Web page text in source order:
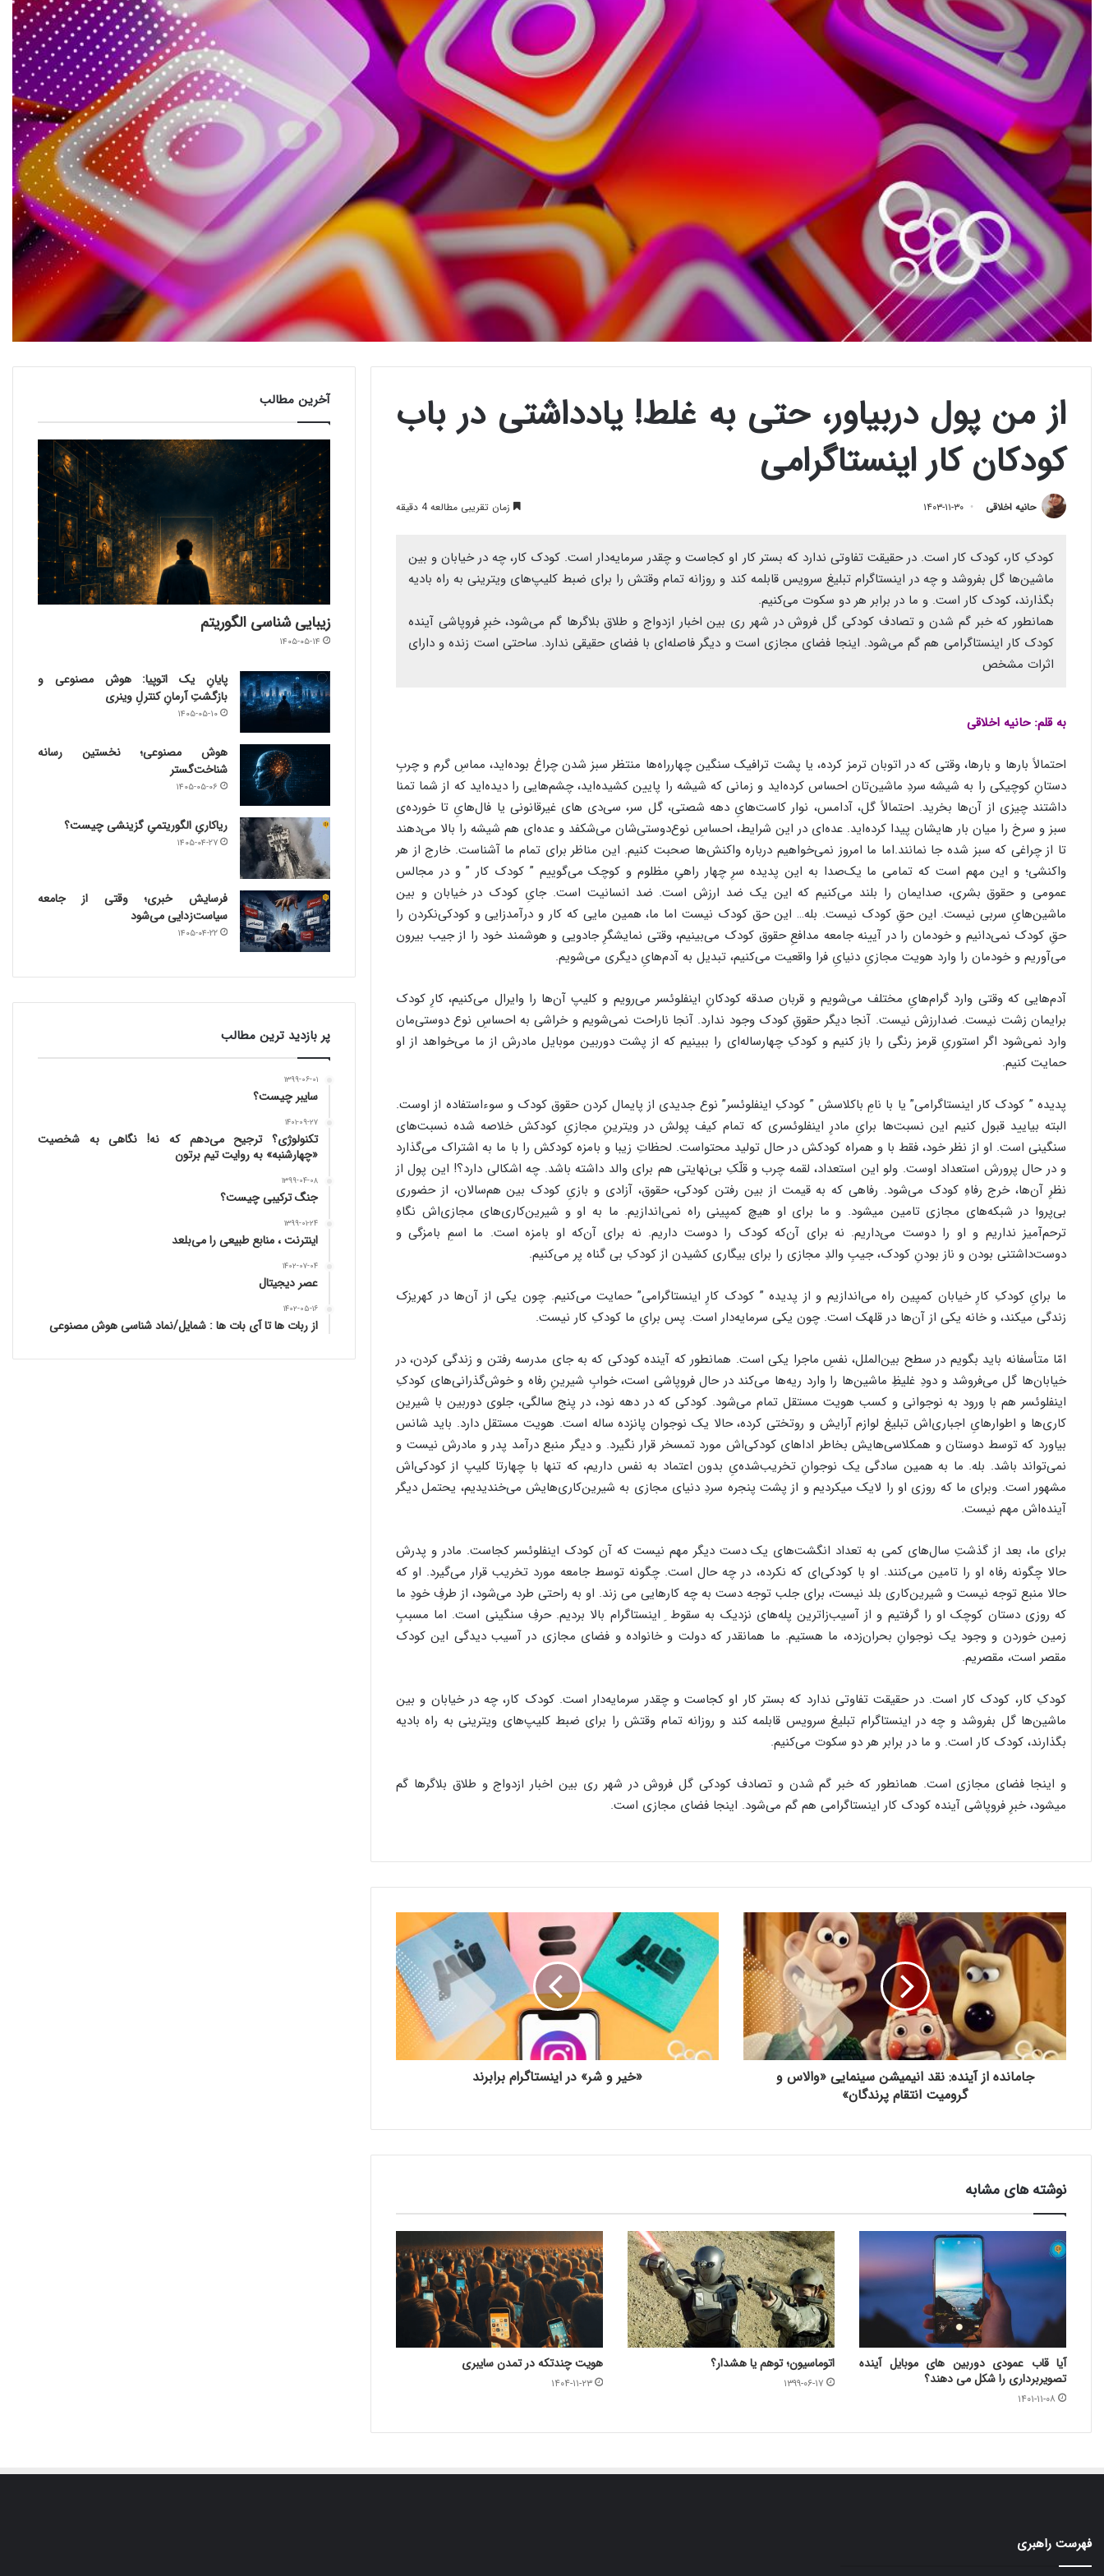
از من پول دربیاور، حتی به غلط! یادداشتی در باب
کودکان کار اینستاگرامی
حانیه اخلاقی ۱۴۰۳-۱۱-۳۰ زمان تقریبی مطالعه 4 دقیقه
کودکِ کار، کودک کار است. در حقیقت تفاوتی ندارد که بستر کار او کجاست و چقدر سرمایه‌دار است. کودک کار، چه در خیابان و بین
ماشین‌ها گل بفروشد و چه در اینستاگرام تبلیغ سرویس قابلمه کند و روزانه تمام وقتش را برای ضبط کلیپ‌های ویترینی به راه بادیه
بگذارند، کودک کار است. و ما در برابر هر دو سکوت می‌کنیم.
همانطور که خبر گم شدن و تصادف کودکی گل فروش در شهر ری بین اخبار ازدواج و طلاق بلاگرها گم می‌شود، خبرِ فروپاشی آینده
کودک کار اینستاگرامی هم گم می‌شود. اینجا فضای مجازی است و دیگر فاصله‌ای با فضای حقیقی ندارد. ساحتی است زنده و دارای
اثرات مشخص
به قلم: حانیه اخلاقی
احتمالاً بارها و بارها، وقتی که در اتوبان ترمز کرده، یا پشت ترافیک سنگین چهارراه‌ها منتظر سبز شدن چراغ بوده‌اید، مماسِ گرم و چربِ
دستانِ کوچیکی را به شیشه سردِ ماشین‌تان احساس کرده‌اید و زمانی که شیشه را پایین کشیده‌اید، چشم‌هایی را دیده‌اید که از شما تمنا
داشتند چیزی از آن‌ها بخرید. احتمالاً گل، آدامس، نوار کاست‌هایِ دهه شصتی، گل سر، سی‌دی‌ های غیرقانونی یا فال‌هایِ تا خورده‌ی
سبز و سرخ را میان بار هایشان پیدا کرده‌اید. عده‌ای در این شرایط، احساسِ نوع‌دوستی‌شان می‌شکفد و عده‌ای هم شیشه را بالا می‌دهند
تا از چراغی که سبز شده جا نمانند‌.اما ما امروز نمی‌خواهیم درباره واکنش‌ها صحبت کنیم. این مناظر برای تمام ما آشناست. خارج از هر
واکنشی؛ و این مهم است که تمامی ما یک‌صدا به این پدیده سرِ چهار راهیِ مظلوم و کوچک می‌گوییم ” کودک کار ” و در مجالس
عمومی و حقوق بشری، صدایمان را بلند می‌کنیم که این یک ضد ارزش است. ضد انسانیت است. جایِ کودک در خیابان و بین
ماشین‌هایِ سربی نیست. این حقِ کودک نیست. بله… این حق کودک نیست اما ما، همین مایی که کار و درآمدزایی و کودکی‌نکردن را
حقِ کودک نمی‌دانیم و خودمان را در آیینه جامعه مدافعِ حقوق کودک می‌بینیم، وقتی نمایشگرِ جادویی و هوشمند خود را از جیب بیرون
می‌آوریم و خودمان را وارد هویت مجازیِ دنیایِ فرا واقعیت می‌کنیم، تبدیل به آدم‌هایِ دیگری می‌شویم.
آدم‌هایی که وقتی وارد گرام‌هایِ مختلف می‌شویم و قربان صدقه کودکانِ اینفلوئسر می‌رویم و کلیپ آن‌ها را وایرال می‌کنیم، کارِ کودک
برایمان زشت نیست. ضدارزش نیست. آنجا دیگر حقوقِ کودک وجود ندارد. آنجا ناراحت نمی‌شویم و خراشی به احساسِ نوع دوستی‌مان
وارد نمی‌شود اگر استوریِ قرمز رنگی را باز کنیم و کودکِ چهارساله‌ای را ببینیم که از پشت دوربین موبایل مادرش از ما می‌خواهد از او
حمایت کنیم.
پدیده ” کودک کار اینستاگرامی” یا با نامِ باکلاسش ” کودکِ اینفلوئسر” نوع جدیدی از پایمال کردن حقوق کودک و سوءاستفاده از اوست.
البته بیایید قبول کنیم این نسبت‌ها برایِ مادرِ اینفلوئسری که تمام کیف پولش در ویترینِ مجازیِ کودکش خلاصه شده نسبت‌‌های
سنگینی است. او از نظر خود، فقط با و همراه کودکش در حال تولید محتواست. لحظاتِ زیبا و بامزه کودکش را با ما به اشتراک می‌گذارد
و در حال پرورش استعداد اوست. ولو این استعداد، لقمه چرب و قلّکِ بی‌نهایتی هم برای والد داشته باشد. چه اشکالی دارد؟! این پول از
نظرِ آن‌ها، خرج رفاهِ کودک می‌شود. رفاهی که به قیمت از بین رفتن کودکی، حقوق، آزادی و بازیِ کودک بین هم‌سالان، از حضوری
بی‌پروا در شبکه‌های مجازی تامین میشود. و ما برای او هیچ کمپینی راه نمی‌اندازیم. ما به او و شیرین‌کاری‌های مجازی‌اش نگاهِ
ترحم‌آمیز نداریم و او را دوست می‌داریم. نه برای آن‌که کودک را دوست داریم. نه برای آن‌که او بامزه است. ما اسمِ بامزگی و
دوست‌داشتنی بودن و ناز بودنِ کودک، جیبِ والدِ مجازی را برای بیگاری کشیدن از کودکِ بی گناه پر می‌کنیم.
ما برایِ کودکِ کارِ خیابان کمپین راه می‌اندازیم و از پدیده ” کودک کارِ اینستاگرامی” حمایت می‌کنیم. چون یکی از آن‌ها در کهریزک
زندگی میکند، و خانه یکی از آن‌ها در قلهک است. چون یکی سرمایه‌دار است. پس برایِ ما کودکِ کار نیست.
امّا متأسفانه باید بگویم در سطح بین‌الملل، نفسِ ماجرا یکی است. همانطور که آینده کودکی که به جای مدرسه رفتن و زندگی کردن، در
خیابان‌ها گل می‌فروشد و دودِ غلیظِ ماشین‌ها را وارد ریه‌ها می‌کند در حال فروپاشی است، خوابِ شیرینِ رفاه و خوش‌گذرانی‌های کودکِ
اینفلوئسر هم با ورود به نوجوانی و کسب هویت مستقل تمام می‌شود. کودکی که در دهه نود، در پنج سالگی، جلوی دوربین با شیرین
‌کاری‌ها و اطوارهایِ اجباری‌اش تبلیغ لوازم آرایش و روتختی کرده، حالا یک نوجوان پانزده ساله است. هویت مستقل دارد. باید شانس
بیاورد که توسط دوستان و همکلاسی‌هایش بخاطر اداهای کودکی‌اش مورد تمسخر قرار نگیرد. و دیگر منبع درآمد پدر و مادرش نیست و
نمی‌تواند باشد. بله. ما به همین سادگی یک نوجوانِ تخریب‌شده‌یِ بدون اعتماد به نفس داریم، که تنها با چهارتا کلیپ از کودکی‌اش
مشهور است. وبرای ما که روزی او را لایک میکردیم و از پشت پنجره سردِ دنیای مجازی به شیرین‌کاری‌هایش می‌خندیدیم، یحتمل دیگر
آینده‌اش مهم نیست.
برای ما، بعد از گذشتِ سال‌های کمی به تعداد انگشت‌های یک دست دیگر مهم نیست که آن کودک اینفلوئسر کجاست. مادر و پدرش
حالا چگونه رفاه او را تامین می‌کنند. او با کودکی‌ای که نکرده، در چه حال است. چگونه توسط جامعه مورد تخریب قرار می‌گیرد. او که
حالا منبع توجه نیست و شیرین‌کاری بلد نیست، برای جلب توجه دست به چه کارهایی می زند. او به راحتی طرد می‌شود، از طرفِ خودِ ما
که روزی دستان کوچک او را گرفتیم و از آسیب‌زاترین پله‌های نزدیک به سقوط ِ اینستاگرام بالا بردیم. حرفِ سنگینی است. اما مسببِ
زمین خوردن و وجود یک نوجوانِ بحران‌زده، ما هستیم. ما همانقدر که دولت و خانواده و فضای مجازی در آسیب دیدگی این کودک
مقصر است، مقصریم.
کودکِ کار، کودک کار است. در حقیقت تفاوتی ندارد که بستر کار او کجاست و چقدر سرمایه‌دار است. کودک کار، چه در خیابان و بین
ماشین‌ها گل بفروشد و چه در اینستاگرام تبلیغ سرویس قابلمه کند و روزانه تمام وقتش را برای ضبط کلیپ‌های ویترینی به راه بادیه
بگذارند، کودک کار است. و ما در برابر هر دو سکوت می‌کنیم.
و اینجا فضای مجازی است. همانطور که خبر گم شدن و تصادف کودکی گل فروش در شهر ری بین اخبار ازدواج و طلاق بلاگرها گم
میشود، خبرِ فروپاشی آینده کودک کار اینستاگرامی هم گم می‌شود. اینجا فضای مجازی است.
جامانده از آینده: نقد انیمیشن سینمایی «والاس و
گرومیت انتقام پرندگان»
«خیر و شر» در اینستاگرام برابرند
نوشته های مشابه
آیا قاب عمودی دوربین های موبایل آینده
تصویربرداری را شکل می دهند؟
۱۴۰۱-۱۱-۰۸
اتوماسیون؛ توهم یا هشدار؟
۱۳۹۹-۰۶-۱۷
هویت چندتکه در تمدن سایبری
۱۴۰۴-۱۱-۲۳
آخرین مطالب
زیبایی شناسی الگوریتم
۱۴۰۵-۰۵-۱۴
پایانِ یک اتوپیا: هوش مصنوعی و
بازگشتِ آرمانِ کنترلِ وینری
۱۴۰۵-۰۵-۱۰
هوش مصنوعی؛ نخستین رسانه
شناخت‌گستر
۱۴۰۵-۰۵-۰۶
ریاکاریِ الگوریتمیِ گزینشی چیست؟
۱۴۰۵-۰۴-۲۷
فرسایش خبری؛ وقتی از جامعه
سیاست‌زدایی می‌شود
۱۴۰۵-۰۴-۲۲
پر بازدید ترین مطالب
۱۳۹۹-۰۶-۰۱
سایبر چیست؟
۱۴۰۱-۰۹-۲۷
تکنولوژی؟ ترجیح می‌دهم که نه! نگاهی به شخصیت
«چهارشنبه» به روایت تیم برتون
۱۳۹۹-۰۴-۰۸
جنگ ترکیبی چیست؟
۱۳۹۹-۰۱-۲۴
اینترنت ، منابع طبیعی را می‌بلعد
۱۴۰۲-۰۷-۰۴
عصر دیجیتال
۱۴۰۲-۰۵-۱۶
از ربات ها تا آی بات ها : شمایل/نماد شناسی هوش مصنوعی
فهرست راهبری